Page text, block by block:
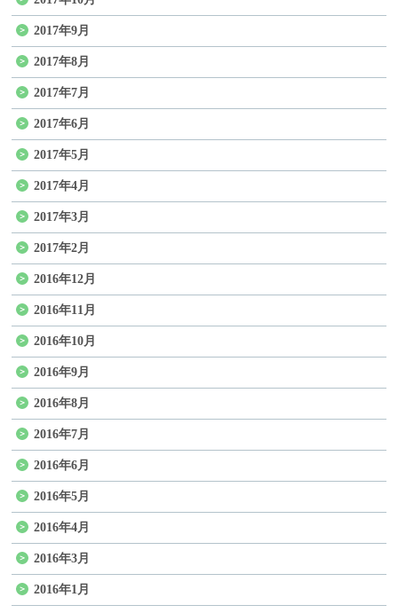
2017年9月
2017年8月
2017年7月
2017年6月
2017年5月
2017年4月
2017年3月
2017年2月
2016年12月
2016年11月
2016年10月
2016年9月
2016年8月
2016年7月
2016年6月
2016年5月
2016年4月
2016年3月
2016年1月